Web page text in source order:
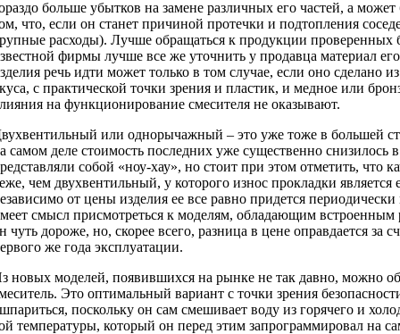
больше убытков на замене различных его частей, а
что, если он станет причиной протечки и подтопления
расходы). Лучше обращаться к продукции проверенных
фирмы лучше все же уточнить у продавца материал
речь идти может только в том случае, если оно сделано
с практической точки зрения и пластик, и медное или
на функционирование смесителя не оказывают.
или однорычажный – это уже тоже в большей
самом деле стоимость последних уже существенно снизилось
собой «ноу-хау», но стоит при этом отметить, что
чем двухвентильный, у которого износ прокладки
от цены изделия ее все равно придется
смысл присмотреться к моделям, обладающим
чуть дороже, но, скорее всего, разница в цене оправдается за
же года эксплуатации.
новых моделей, появившихся на рынке не так давно, можно
Это оптимальный вариант с точки зрения
поскольку он сам смешивает воду из горячего и
температуры, который он перед этим запрограммировал на